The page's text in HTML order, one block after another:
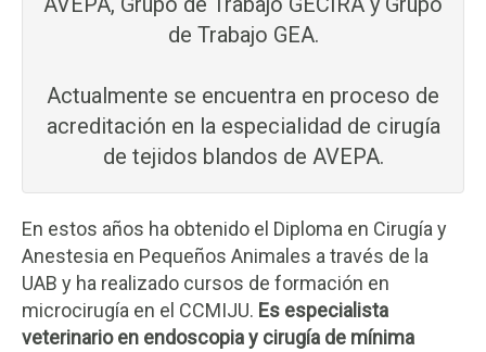
de Trabajo GEA.
Actualmente se encuentra en proceso de
acreditación en la especialidad de cirugía
de tejidos blandos de AVEPA.
En estos años ha obtenido el Diploma en Cirugía y
Anestesia en Pequeños Animales a través de la
UAB y ha realizado cursos de formación en
microcirugía en el CCMIJU. Es especialista
veterinario en endoscopia y cirugía de mínima